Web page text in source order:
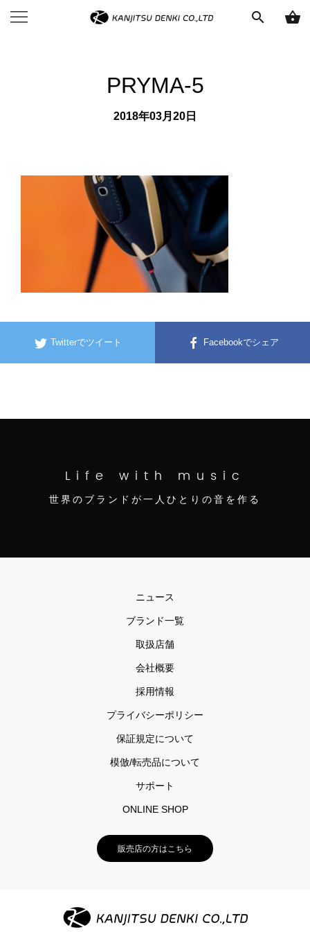
search shopping_basket
PRYMA-5
2018年03月20日
Twitterでツイート Facebookでシェア
Life with music
世界のブランドが一人ひとりの音を作る
ニュース
ブランド一覧
取扱店舗
会社概要
採用情報
プライバシーポリシー
保証規定について
模倣/転売品について
サポート
ONLINE SHOP
販売店の方はこちら